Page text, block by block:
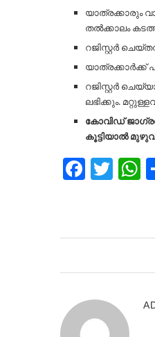
യാത്രക്കാരും
തൽക്കാലം
റജിസ്റ്റർ
യാത്രക്കാർക്ക്
റജിസ്റ്റർ
ലഭിക്കും.
കോവിഡ്
കൂട്ടിയാൽ